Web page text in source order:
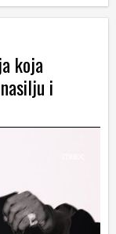
koja
i